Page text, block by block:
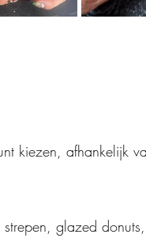
kiezen, afhankelijk
glazed